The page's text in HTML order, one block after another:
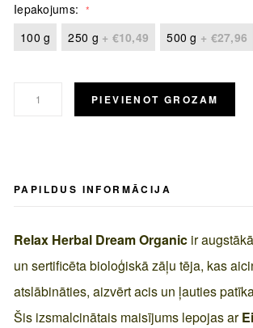
Iepakojums
100 g
250 g + €10,49 500 g + €27,96
PIEVIENOT GROZAM
PAPILDUS INFORMĀCIJA
Relax Herbal Dream Organic ir
un sertificēta bioloģiskā zāļu tēja, kas
atslābināties, aizvērt acis un ļauties
Šis izsmalcinātais maisījums lepojas ar